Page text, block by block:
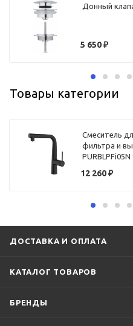
Донный
5 650₽
Товары категории
Смеситель
фильтра и
12 260₽
ДОСТАВКА И ОПЛАТА
КАТАЛОГ ТОВАРОВ
БРЕНДЫ